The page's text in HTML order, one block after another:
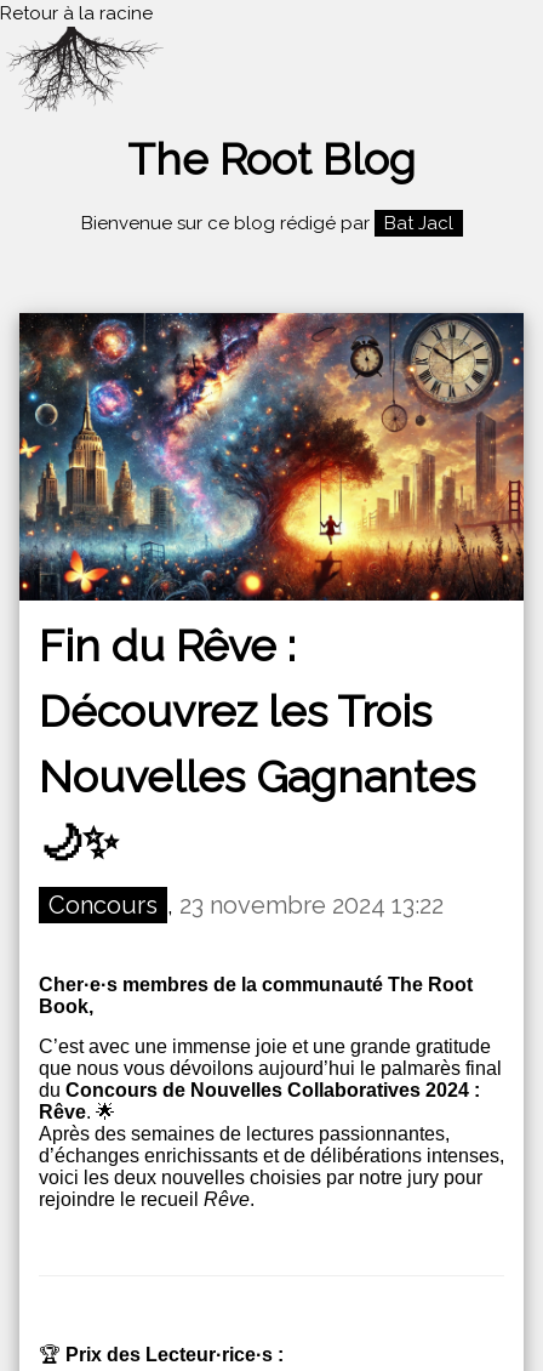
Retour à la racine
The Root Blog
Bienvenue sur ce blog rédigé par Bat Jacl
Fin du Rêve :
Découvrez les Trois
Nouvelles Gagnantes
🌙✨
Concours , 23 novembre 2024 13:22
Cher·e·s membres de la communauté The Root
Book,
C’est avec une immense joie et une grande gratitude
que nous vous dévoilons aujourd’hui le palmarès final
du Concours de Nouvelles Collaboratives 2024 :
Rêve. 🌟
Après des semaines de lectures passionnantes,
d’échanges enrichissants et de délibérations intenses,
voici les deux nouvelles choisies par notre jury pour
rejoindre le recueil Rêve.
🏆 Prix des Lecteur·rice·s :